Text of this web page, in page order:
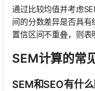
通过比较均值并考虑
间的分数差异是否具
置信区间不重叠，则表
SEM计算的常
SEM和SEO有什么